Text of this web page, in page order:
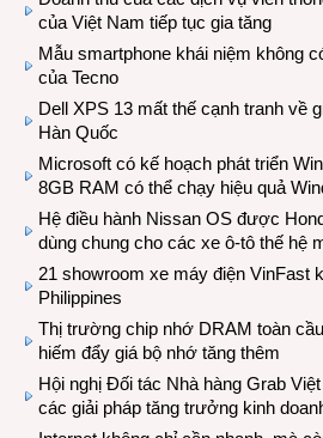
của Việt Nam tiếp tục gia tăng
Mẫu smartphone khái niệm không
của Tecno
Dell XPS 13 mất thế cạnh tranh về
Hàn Quốc
Microsoft có kế hoạch phát triển
8GB RAM có thể chạy hiệu quả
Hệ điều hành Nissan OS được
dùng chung cho các xe ô-tô thế hệ
21 showroom xe máy điện VinFast
Philippines
Thị trường chip nhớ DRAM toàn
hiếm đẩy giá bộ nhớ tăng thêm
Hội nghị Đối tác Nhà hàng Grab
các giải pháp tăng trưởng kinh